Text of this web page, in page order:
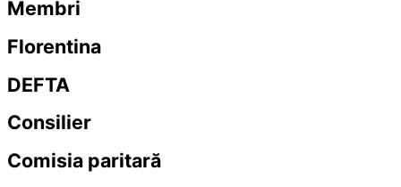
Membri
Florentina
DEFTA
Consilier
Comisia paritară